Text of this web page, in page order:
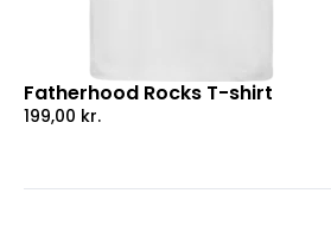
Fatherhood Rocks T-shirt
199,00 kr.